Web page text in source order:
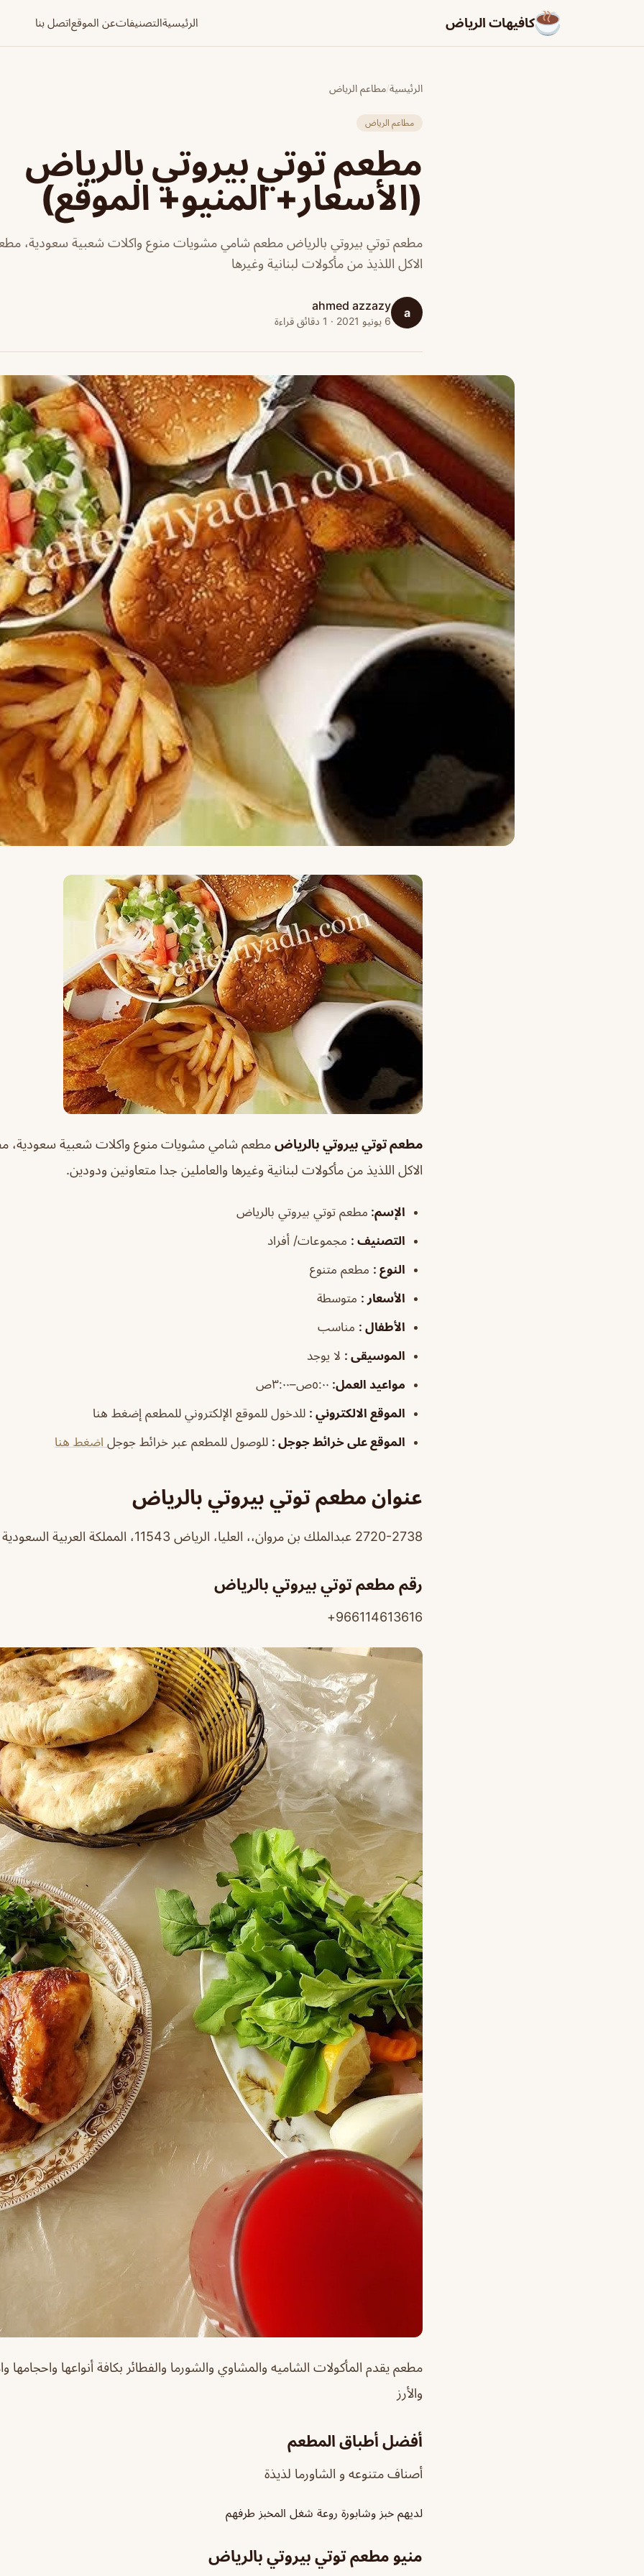
كافيهات الرياض الرئيسيةالتصنيفاتعن الموقعاتصل بنا
الرئيسية/مطاعم الرياض
مطاعم الرياض
مطعم توتي بيروتي بالرياض
(الأسعار+ المنيو+ الموقع)
مطعم توتي بيروتي بالرياض مطعم شامي مشويات منوع واكلات شعبية سعودية،
الاكل اللذيذ من مأكولات لبنانية وغيرها
a
ahmed azzazy
6 يونيو 2021 · 1 دقائق قراءة
مطعم توتي بيروتي بالرياض مطعم شامي مشويات منوع واكلات شعبية سعودية،
الاكل اللذيذ من مأكولات لبنانية وغيرها والعاملين جدا متعاونين ودودين.
الإسم: مطعم توتي بيروتي بالرياض
التصنيف : مجموعات/ أفراد
النوع : مطعم متنوع
الأسعار : متوسطة
الأطفال : مناسب
الموسيقى : لا يوجد
مواعيد العمل: ٥:٠٠ص–٣:٠٠ص
الموقع الالكتروني : للدخول للموقع الإلكتروني للمطعم إضغط هنا
الموقع على خرائط جوجل : للوصول للمطعم عبر خرائط جوجل اضغط هنا
عنوان مطعم توتي بيروتي بالرياض
2720-2738 عبدالملك بن مروان،، العليا، الرياض 11543، المملكة العربية السعودية
رقم مطعم توتي بيروتي بالرياض
966114613616+
مطعم يقدم المأكولات الشاميه والمشاوي والشورما والفطائر بكافة أنواعها واحجامها
والأرز
أفضل أطباق المطعم
أصناف متنوعه و الشاورما لذيذة
لديهم خبز وشابورة روعة شغل المخبز طرفهم
منيو مطعم توتي بيروتي بالرياض